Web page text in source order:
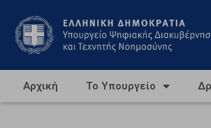
Αρχική Το Υπουργείο